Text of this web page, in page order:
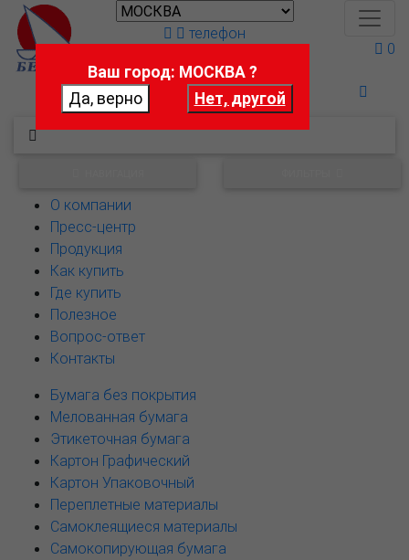
Поможем выбрать
телефон
0
О компании
Пресс-центр
Продукция
Как купить
Где купить
Полезное
Вопрос-ответ
Контакты
Бумага без покрытия
Мелованная бумага
Этикеточная бумага
Картон Графический
Картон Упаковочный
Переплетные материалы
Самоклеящиеся материалы
Самокопирующая бумага
Ваш город: МОСКВА ?